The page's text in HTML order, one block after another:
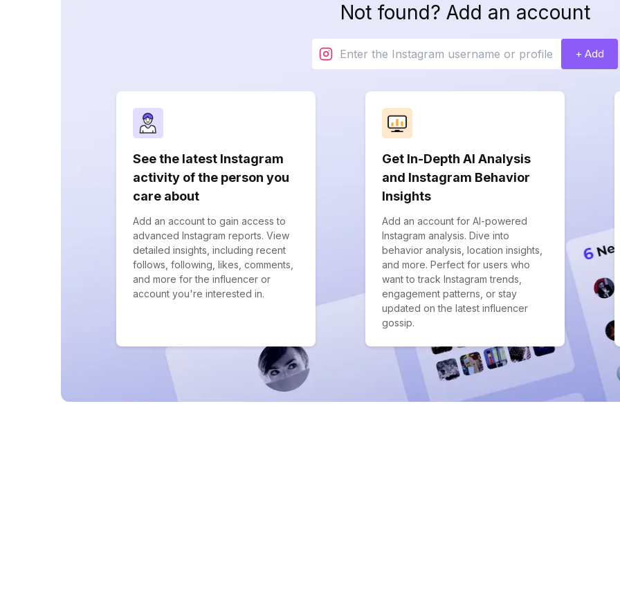
Not found? Add an account
+ Add
See the latest Instagram
activity of the person you
care about
Add an account to gain access to
advanced Instagram reports. View
detailed insights, including recent
follows, following, likes, comments,
and more for the influencer or
account you're interested in.
Get In-Depth AI Analysis
and Instagram Behavior
Insights
Add an account for AI-powered
Instagram analysis. Dive into
behavior analysis, location insights,
and more. Perfect for users who
want to track Instagram trends,
engagement patterns, or stay
updated on the latest influencer
gossip.